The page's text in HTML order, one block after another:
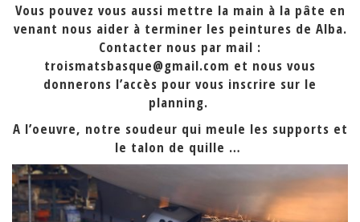
Vous pouvez vous aussi mettre la main à la pâte en
venant nous aider à terminer les peintures de Alba.
Contacter nous par mail :
troismatsbasque@gmail.com et nous vous
donnerons l’accès pour vous inscrire sur le
planning.
A l’oeuvre, notre soudeur qui meule les supports et
le talon de quille …